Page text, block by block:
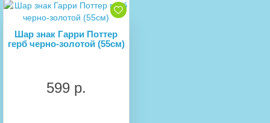
Шар знак Гарри Поттер
герб черно-золотой (55см)
599 р.